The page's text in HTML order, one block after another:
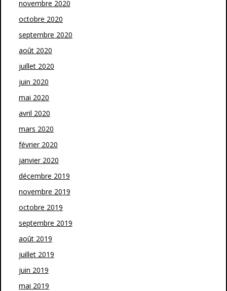
novembre 2020
octobre 2020
septembre 2020
août 2020
juillet 2020
juin 2020
mai 2020
avril 2020
mars 2020
février 2020
janvier 2020
décembre 2019
novembre 2019
octobre 2019
septembre 2019
août 2019
juillet 2019
juin 2019
mai 2019